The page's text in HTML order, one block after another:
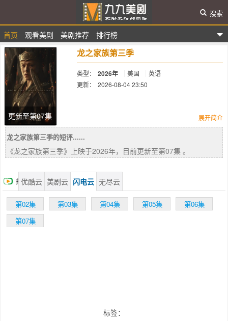
九九美剧
首页 观看美剧 美剧推荐 排行榜
搜索
更新至第07集
龙之家族第三季
类型： 2026年 美国
英语
更新：
2026-08-04 23:50
展开简介
龙之家族第三季的短评......
《龙之家族第三季》上映于2026年，目前更新至第07集 。
播优酷云 美剧云 闪电云 无尽云
第02集 第03集 第04集 第05集
第06集
第07集
标签：